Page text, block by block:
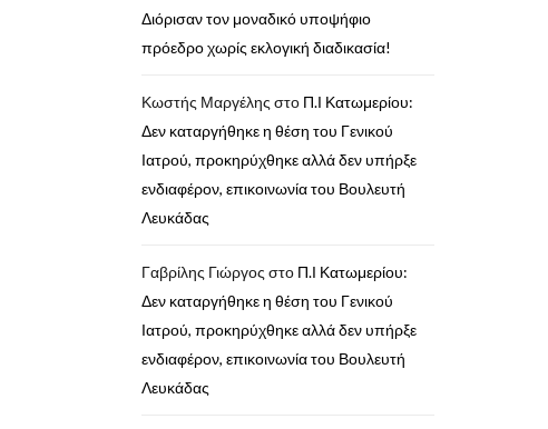
Διόρισαν τον μοναδικό υποψήφιο
πρόεδρο χωρίς εκλογική διαδικασία!
Κωστής Μαργέλης στο Π.Ι Κατωμερίου:
Δεν καταργήθηκε η θέση του Γενικού
Ιατρού, προκηρύχθηκε αλλά δεν υπήρξε
ενδιαφέρον, επικοινωνία του Βουλευτή
Λευκάδας
Γαβρίλης Γιώργος στο Π.Ι Κατωμερίου:
Δεν καταργήθηκε η θέση του Γενικού
Ιατρού, προκηρύχθηκε αλλά δεν υπήρξε
ενδιαφέρον, επικοινωνία του Βουλευτή
Λευκάδας